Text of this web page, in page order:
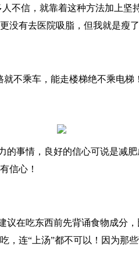
不信，就靠着这种方法加上坚
没有去医院吸脂，但我就是瘦了
不乘车，能走楼梯绝不乘电梯
的事情，良好的信心可说是减
信心！
议在吃东西前先背诵食物成分
，连“上汤”都不可以！因为那